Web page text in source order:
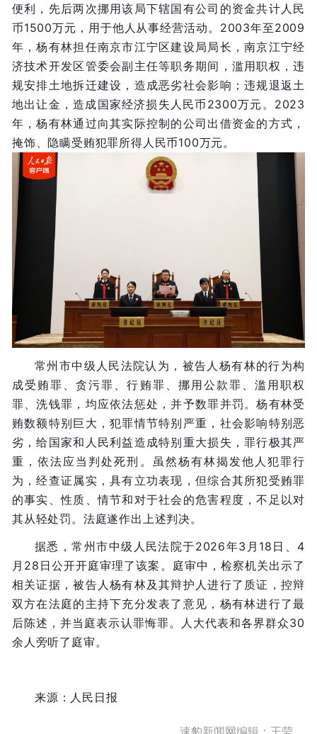
便利，先后两次挪用该局下辖国有公司的资金共计人民
币1500万元，用于他人从事经营活动。2003年至2009
年，杨有林担任南京市江宁区建设局局长，南京江宁经
济技术开发区管委会副主任等职务期间，滥用职权，违
规安排土地拆迁建设，造成恶劣社会影响；违规退返土
地出让金，造成国家经济损失人民币2300万元。2023
年，杨有林通过向其实际控制的公司出借资金的方式，
掩饰、隐瞒受贿犯罪所得人民币100万元。
常州市中级人民法院认为，被告人杨有林的行为构
成受贿罪、贪污罪、行贿罪、挪用公款罪、滥用职权
罪、洗钱罪，均应依法惩处，并予数罪并罚。杨有林受
贿数额特别巨大，犯罪情节特别严重，社会影响特别恶
劣，给国家和人民利益造成特别重大损失，罪行极其严
重，依法应当判处死刑。虽然杨有林揭发他人犯罪行
为，经查证属实，具有立功表现，但综合其所犯受贿罪
的事实、性质、情节和对于社会的危害程度，不足以对
其从轻处罚。法庭遂作出上述判决。
据悉，常州市中级人民法院于2026年3月18日、4
月28日公开开庭审理了该案。庭审中，检察机关出示了
相关证据，被告人杨有林及其辩护人进行了质证，控辩
双方在法庭的主持下充分发表了意见，杨有林进行了最
后陈述，并当庭表示认罪悔罪。人大代表和各界群众30
余人旁听了庭审。
来源：人民日报
速豹新闻网编辑：王莹